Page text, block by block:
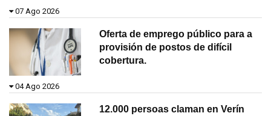
07 Ago 2026
Oferta de emprego público para a
provisión de postos de difícil
cobertura.
04 Ago 2026
12.000 persoas claman en Verín